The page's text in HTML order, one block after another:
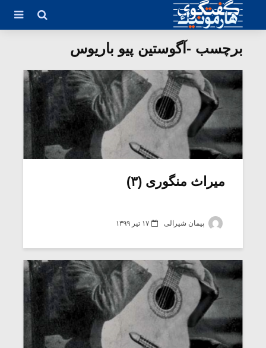
برچسب -آگوستین پیو باریوس
میراث منگوری (۳)
پیمان شیرالی ۱۷ تیر ۱۳۹۹